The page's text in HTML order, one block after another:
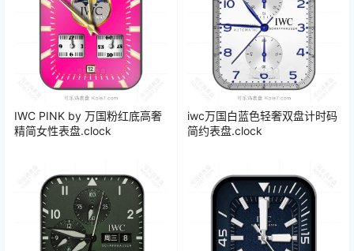
IWC PINK by 万国粉红底高奢
精简女性表盘.clock
iwc万国白蓝色轻奢双盘计时码
简约表盘.clock